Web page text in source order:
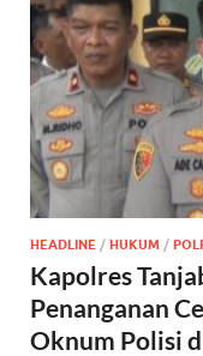
HEADLINE / HUKUM /
Kapolres
Penanganan
Oknum Polisi